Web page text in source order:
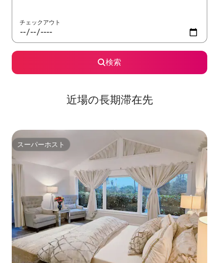
チェックアウト
検索
近場の長期滞在先
スーパーホスト
スーパーホスト